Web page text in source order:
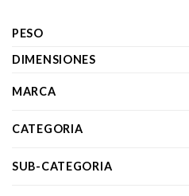
PESO
DIMENSIONES
MARCA
CATEGORIA
SUB-CATEGORIA